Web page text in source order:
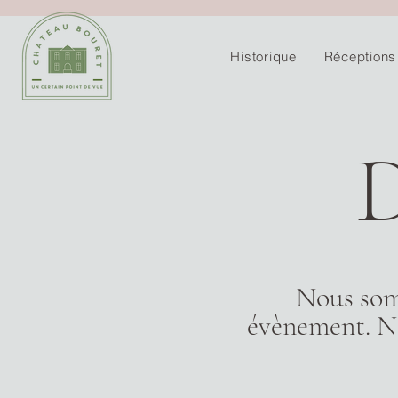
Historique
Nous
évènement.